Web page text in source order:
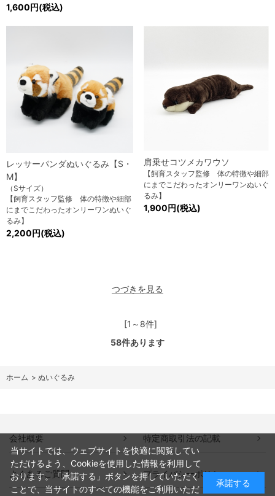
1,600円(税込)
レッサーパンダぬいぐるみ【S・
M】
（Sサイズ）
【飼育スタッフ監修 体の特徴や細部
にまでこだわったオンリーワンぬいぐ
るみ】
2,200円(税込)
肩乗せコツメカワウソ
【飼育スタッフ監修 体の特徴や細部
にまでこだわったオンリーワンぬいぐ
るみ】
1,900円(税込)
つづきを見る
[1～8件]
58件あります
ホーム > ぬいぐるみ
会社概要 特定商取引法の記載
よくあるご質問 プライバシーポリシー
当サイトでは、ウェブサイトを快適に閲覧してい
ただけるよう、Cookieを使用した情報を利用して
おります。「承諾する」ボタンを押していただく
ことで、当サイトのすべての機能をご利用いただ
承諾する